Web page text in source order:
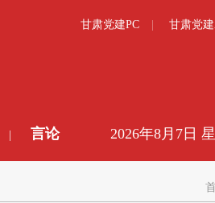
甘肃党建PC 甘肃党
言论 2026年8月7日